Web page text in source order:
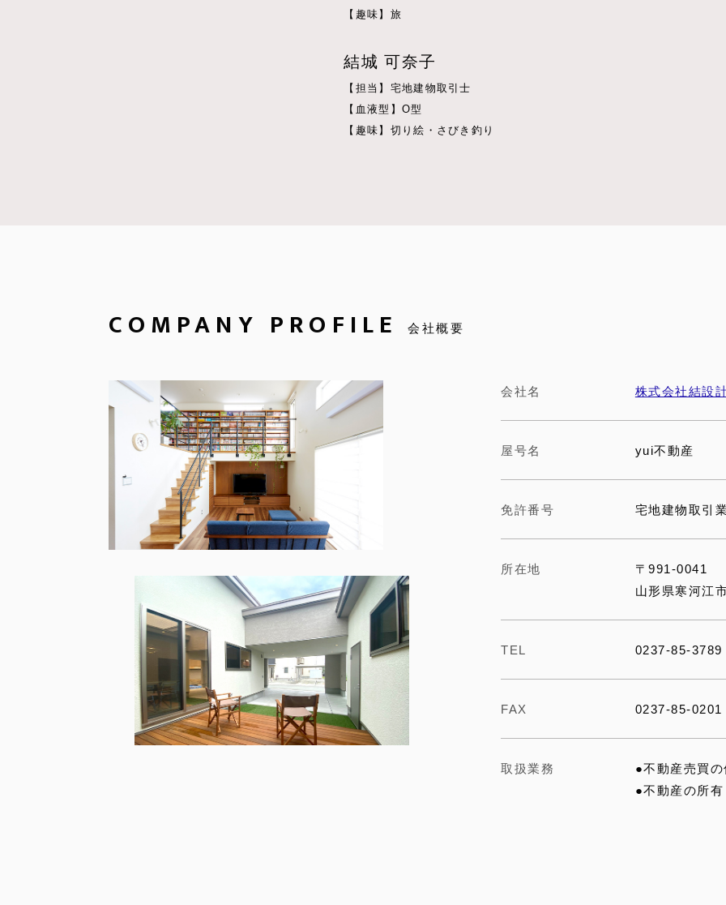
【趣味】旅
結城 可奈子
【担当】宅地建物取引士
【血液型】O型
【趣味】切り絵・さびき釣り
COMPANY PROFILE 会社概要
会社名 株式会社結設
屋号名 yui不動産
免許番号 宅地建物取引
所在地
〒991-0041
山形県寒河江
TEL 0237-85-3789
FAX 0237-85-0201
取扱業務
●不動産売買
●不動産の所